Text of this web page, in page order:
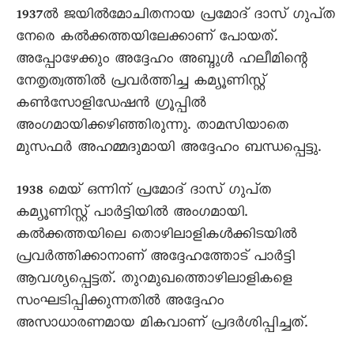
1937ൽ ജയിൽമോചിതനായ പ്രമോദ്‌ ദാസ്‌ ഗുപ്‌ത
നേരെ കൽക്കത്തയിലേക്കാണ്‌ പോയത്‌.
അപ്പോഴേക്കും അദ്ദേഹം അബ്ദുൾ ഹലീമിന്റെ
നേതൃത്വത്തിൽ പ്രവർത്തിച്ച കമ്യൂണിസ്റ്റ്‌
കൺസോളിഡേഷൻ ഗ്രൂപ്പിൽ
അംഗമായിക്കഴിഞ്ഞിരുന്നു. താമസിയാതെ
മുസഫർ അഹമ്മദുമായി അദ്ദേഹം ബന്ധപ്പെട്ടു.
1938 മെയ്‌ ഒന്നിന്‌ പ്രമോദ്‌ ദാസ്‌ ഗുപ്‌ത
കമ്യൂണിസ്റ്റ്‌ പാർട്ടിയിൽ അംഗമായി.
കൽക്കത്തയിലെ തൊഴിലാളികൾക്കിടയിൽ
പ്രവർത്തിക്കാനാണ്‌ അദ്ദേഹത്തോട്‌ പാർട്ടി
ആവശ്യപ്പെട്ടത്‌. തുറമുഖത്തൊഴിലാളികളെ
സംഘടിപ്പിക്കുന്നതിൽ അദ്ദേഹം
അസാധാരണമായ മികവാണ്‌ പ്രദർശിപ്പിച്ചത്‌.